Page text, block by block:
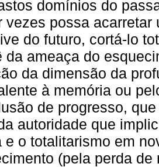
domínios do
vezes possa
do futuro, cortá-lo
da ameaça do
da dimensão da
à memória ou
de progresso,
autoridade que
e o totalitarismo em
(pela perda